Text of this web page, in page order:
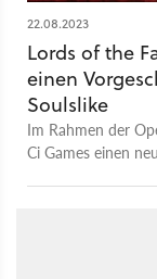
22.08.2023
Lords of the
einen
Soulslike
Im Rahmen der
Ci Games einen
scheußlicher